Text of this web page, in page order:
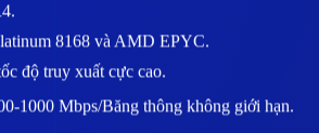
8168 và AMD EPYC.
độ truy xuất cực cao.
1000 Mbps/Băng thông không giới hạn.